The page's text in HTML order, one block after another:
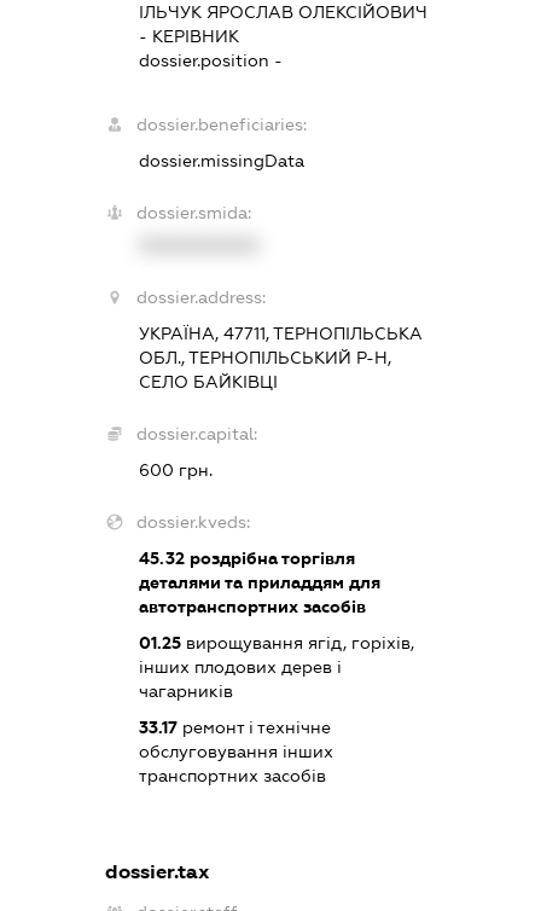
ІЛЬЧУК ЯРОСЛАВ ОЛЕКСІЙОВИЧ
- КЕРІВНИК
dossier.position -
dossier.beneficiaries:
dossier.missingData
dossier.smida:
dossier.address:
УКРАЇНА, 47711, ТЕРНОПІЛЬСЬКА
ОБЛ., ТЕРНОПІЛЬСЬКИЙ Р-Н,
СЕЛО БАЙКІВЦІ
dossier.capital:
600 грн.
dossier.kveds:
45.32роздрібна торгівля
деталями та приладдям для
автотранспортних засобів
01.25вирощування ягід, горіхів,
інших плодових дерев і
чагарників
33.17ремонт і технічне
обслуговування інших
транспортних засобів
dossier.tax